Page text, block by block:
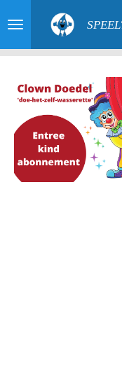
direct